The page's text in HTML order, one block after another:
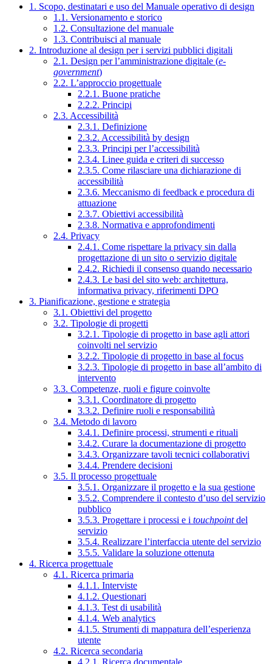
1. Scopo, destinatari e uso del Manuale operativo di design
1.1. Versionamento e storico
1.2. Consultazione del manuale
1.3. Contribuisci al manuale
2. Introduzione al design per i servizi pubblici digitali
2.1. Design per l’amministrazione digitale (e-
government)
2.2. L’approccio progettuale
2.2.1. Buone pratiche
2.2.2. Principi
2.3. Accessibilità
2.3.1. Definizione
2.3.2. Accessibilità by design
2.3.3. Principi per l’accessibilità
2.3.4. Linee guida e criteri di successo
2.3.5. Come rilasciare una dichiarazione di
accessibilità
2.3.6. Meccanismo di feedback e procedura di
attuazione
2.3.7. Obiettivi accessibilità
2.3.8. Normativa e approfondimenti
2.4. Privacy
2.4.1. Come rispettare la privacy sin dalla
progettazione di un sito o servizio digitale
2.4.2. Richiedi il consenso quando necessario
2.4.3. Le basi del sito web: architettura,
informativa privacy, riferimenti DPO
3. Pianificazione, gestione e strategia
3.1. Obiettivi del progetto
3.2. Tipologie di progetti
3.2.1. Tipologie di progetto in base agli attori
coinvolti nel servizio
3.2.2. Tipologie di progetto in base al focus
3.2.3. Tipologie di progetto in base all’ambito di
intervento
3.3. Competenze, ruoli e figure coinvolte
3.3.1. Coordinatore di progetto
3.3.2. Definire ruoli e responsabilità
3.4. Metodo di lavoro
3.4.1. Definire processi, strumenti e rituali
3.4.2. Curare la documentazione di progetto
3.4.3. Organizzare tavoli tecnici collaborativi
3.4.4. Prendere decisioni
3.5. Il processo progettuale
3.5.1. Organizzare il progetto e la sua gestione
3.5.2. Comprendere il contesto d’uso del servizio
pubblico
3.5.3. Progettare i processi e i touchpointdel
servizio
3.5.4. Realizzare l’interfaccia utente del servizio
3.5.5. Validare la soluzione ottenuta
4. Ricerca progettuale
4.1. Ricerca primaria
4.1.1. Interviste
4.1.2. Questionari
4.1.3. Test di usabilità
4.1.4. Web analytics
4.1.5. Strumenti di mappatura dell’esperienza
utente
4.2. Ricerca secondaria
4.2.1. Ricerca documentale